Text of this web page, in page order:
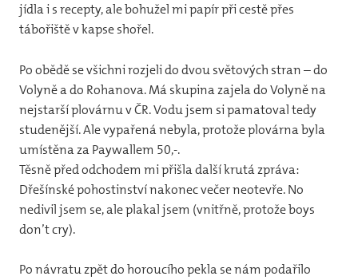
jídla i s recepty, ale bohužel mi papír při cestě přes
tábořiště v kapse shořel.
Po obědě se všichni rozjeli do dvou světových stran – do
Volyně a do Rohanova. Má skupina zajela do Volyně na
nejstarší plovárnu v ČR. Vodu jsem si pamatoval tedy
studenější. Ale vypařená nebyla, protože plovárna byla
umístěna za Paywallem 50,-.
Těsně před odchodem mi přišla další krutá zpráva:
Dřešínské pohostinství nakonec večer neotevře. No
nedivil jsem se, ale plakal jsem (vnitřně, protože boys
don’t cry).
Po návratu zpět do horoucího pekla se nám podařilo